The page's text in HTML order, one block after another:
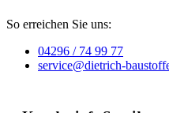
So erreichen Sie uns:
04296 / 74 99 77
service@dietrich-